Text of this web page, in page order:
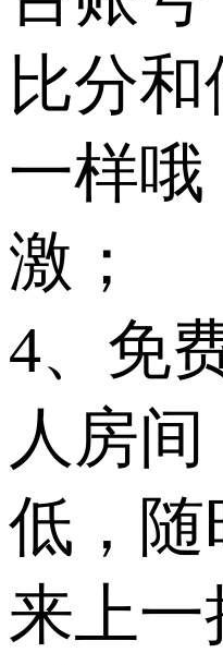
比分
一样哦
激；
4、免
人房
低，随
来上一